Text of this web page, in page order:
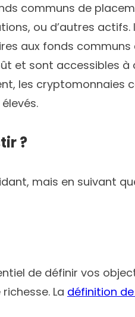
communs de
ou d’autres
aux fonds
et sont accessibles à
les cryptomonnaies
?
mais en suivant
de définir vos
La définition